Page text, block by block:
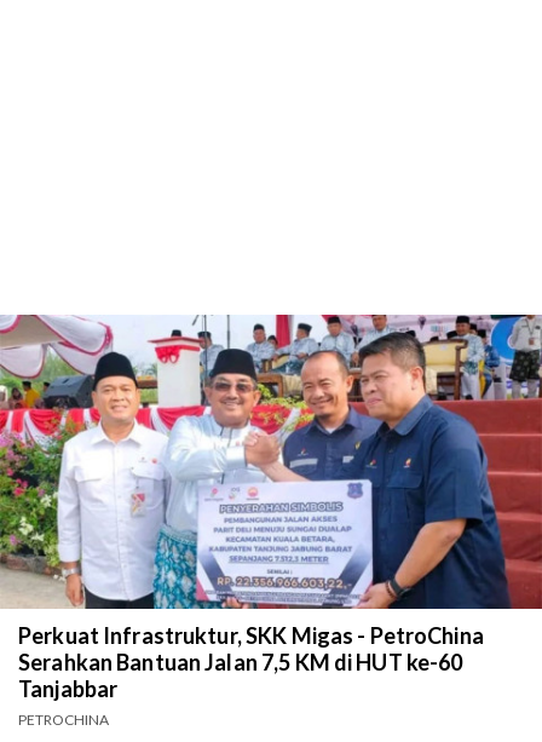
Perkuat Infrastruktur, SKK Migas - PetroChina
Serahkan Bantuan Jalan 7,5 KM di HUT ke-60
Tanjabbar
PETROCHINA